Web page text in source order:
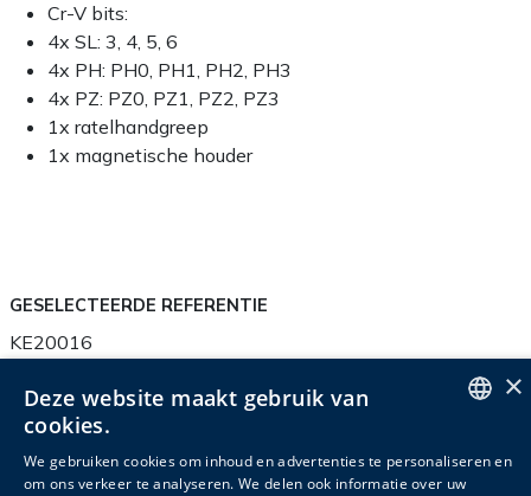
Cr-V bits:
4x SL: 3, 4, 5, 6
4x PH: PH0, PH1, PH2, PH3
4x PZ: PZ0, PZ1, PZ2, PZ3
1x ratelhandgreep
1x magnetische houder
GESELECTEERDE REFERENTIE
KE20016
Productinfo Verpakkingsinfo Accessoires
DUTCH
×
Deze website maakt gebruik van
cookies.
We gebruiken cookies om inhoud en advertenties te personaliseren en
om ons verkeer te analyseren. We delen ook informatie over uw